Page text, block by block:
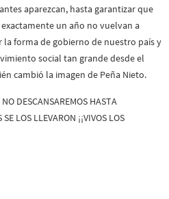
aparezcan, hasta garantizar que
un año no vuelvan a
la forma de gobierno de nuestro país y
social tan grande desde el
cambió la imagen de Peña Nieto.
DESCANSAREMOS HASTA
LOS LLEVARON ¡¡VIVOS LOS